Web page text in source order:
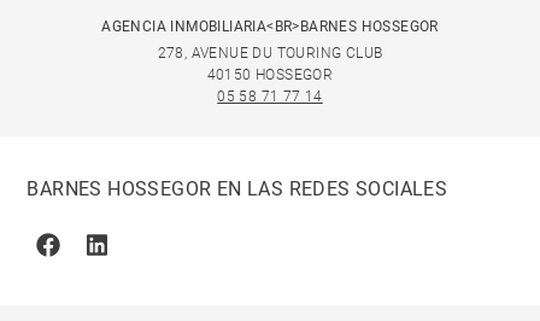
AGENCIA INMOBILIARIA<BR>BARNES HOSSEGOR
278, AVENUE DU TOURING CLUB
40150 HOSSEGOR
05 58 71 77 14
BARNES HOSSEGOR EN LAS REDES SOCIALES
FacebookLinkedin